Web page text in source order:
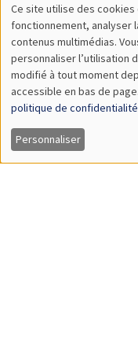
ANNULÉ
Mercredi 18 octobre
Les rencontres
Banque de
Utilisation
des
données
personnelles
et
des
Ce site utilise des
fonctionnement, analyser
contenus multimédias.
personnaliser l’utilisation
modifié à tout moment
accessible en bas de
politique de confidentialité
Personnaliser